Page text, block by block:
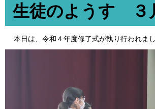
生徒のようす ３
本日は、令和４年度修了式が執り行われま